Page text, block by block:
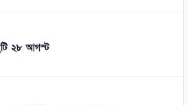
২৮ আগস্ট